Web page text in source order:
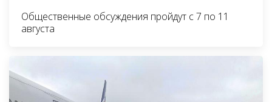
Общественные обсуждения пройдут с 7 по 11
августа